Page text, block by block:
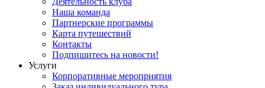
Наша команда
Партнерские программы
Карта путешествий
Контакты
Подпишитесь на новости!
Услуги
Корпоративные мероприятия